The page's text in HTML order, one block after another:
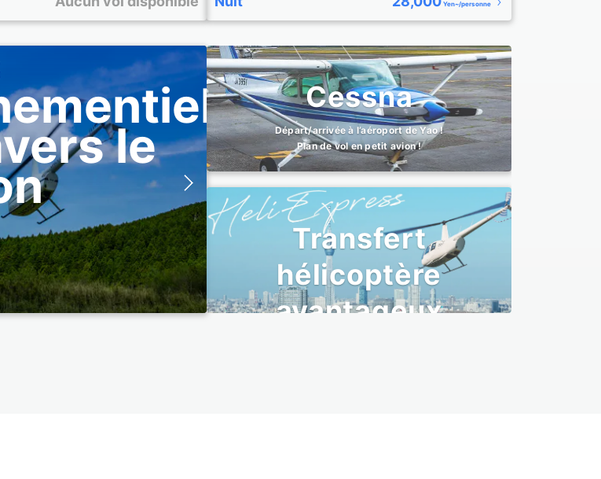
【Terminé】2024 Christmas Event Begins!
Yen~/personne
le
Cessna
Départ/arrivée à l’aéroport de Yao !
Plan de vol en petit avion !
Transfert
hélicoptère
avantageux